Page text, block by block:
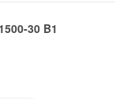
30 B1